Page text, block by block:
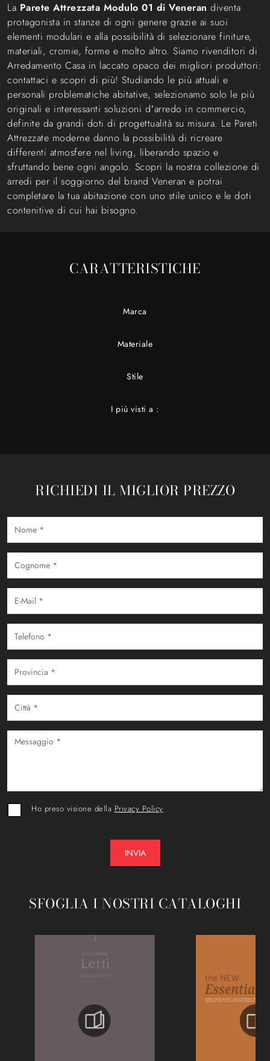
La Parete Attrezzata Modulo 01 di Veneran diventa
protagonista in stanze di ogni genere grazie ai suoi
elementi modulari e alla possibilità di selezionare finiture,
materiali, cromie, forme e molto altro. Siamo rivenditori di
Arredamento Casa in laccato opaco dei migliori produttori:
contattaci e scopri di più! Studiando le più attuali e
personali problematiche abitative, selezionamo solo le più
originali e interessanti soluzioni d’arredo in commercio,
definite da grandi doti di progettualità su misura. Le Pareti
Attrezzate moderne danno la possibilità di ricreare
differenti atmosfere nel living, liberando spazio e
sfruttando bene ogni angolo. Scopri la nostra collezione di
arredi per il soggiorno del brand Veneran e potrai
completare la tua abitazione con uno stile unico e le doti
contenitive di cui hai bisogno.
CARATTERISTICHE
Marca
Materiale
Stile
I più visti a :
RICHIEDI IL MIGLIOR PREZZO
Ho preso visione della Privacy Policy
INVIA
SFOGLIA I NOSTRI CATALOGHI